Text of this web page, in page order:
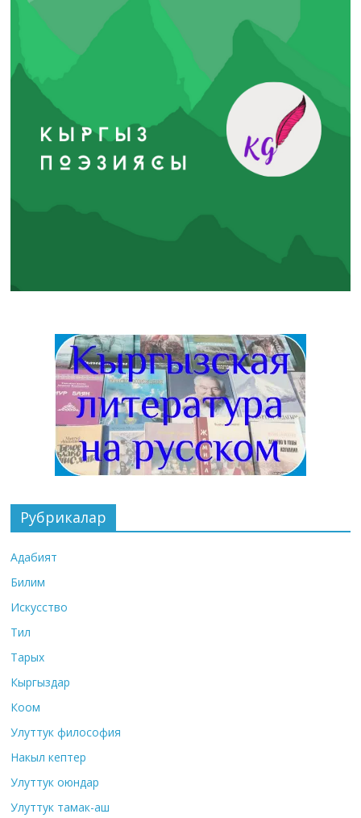
Рубрикалар
Адабият
Билим
Искусство
Тил
Тарых
Кыргыздар
Коом
Улуттук философия
Накыл кептер
Улуттук оюндар
Улуттук тамак-аш